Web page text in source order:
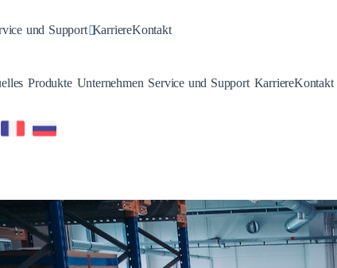
Dropdown
und SupportToggle Dropdown
KarriereKontakt
Toggle Dropdown
ProdukteToggle Dropdown
UnternehmenToggle Dropdown
Service und SupportToggle Dropdown
KarriereKontakt